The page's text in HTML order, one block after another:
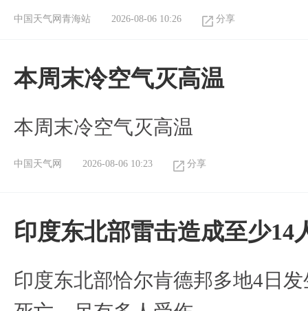
中国天气网青海站 2026-08-06 10:26 分享
本周末冷空气灭高温
本周末冷空气灭高温
中国天气网 2026-08-06 10:23 分享
印度东北部雷击造成至少14
印度东北部恰尔肯德邦多地4日